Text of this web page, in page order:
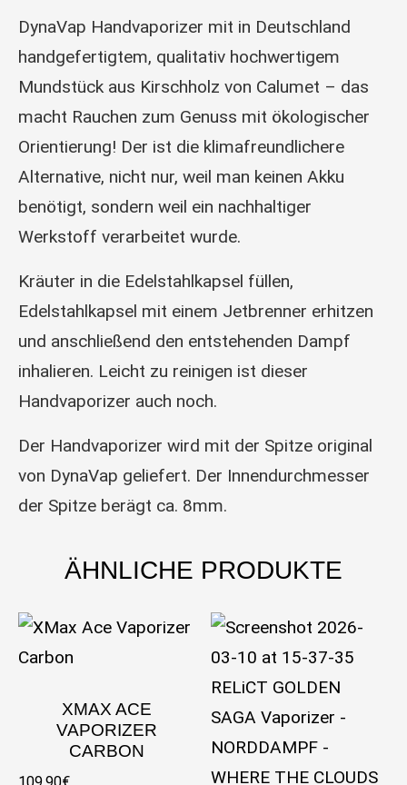
DynaVap Handvaporizer mit in Deutschland
handgefertigtem, qualitativ hochwertigem
Mundstück aus Kirschholz von Calumet – das
macht Rauchen zum Genuss mit ökologischer
Orientierung! Der ist die klimafreundlichere
Alternative, nicht nur, weil man keinen Akku
benötigt, sondern weil ein nachhaltiger
Werkstoff verarbeitet wurde.
Kräuter in die Edelstahlkapsel füllen,
Edelstahlkapsel mit einem Jetbrenner erhitzen
und anschließend den entstehenden Dampf
inhalieren. Leicht zu reinigen ist dieser
Handvaporizer auch noch.
Der Handvaporizer wird mit der Spitze original
von DynaVap geliefert. Der Innendurchmesser
der Spitze berägt ca. 8mm.
ÄHNLICHE PRODUKTE
XMAX ACE
VAPORIZER
CARBON